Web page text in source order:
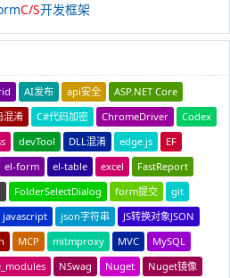
C/S开发框架
AI发布 api安全
ASP.NET Core
混淆 C#代码加密 ChromeDriver
Codex
devTool DLL混淆 edge.js
EF
el-form el-table excel
FastReport
FolderSelectDialog form提交
git
javascript json字符串
JS转换对象JSON
MCP mitmproxy MVC
MySQL
NSwag Nuget
Nuget镜像